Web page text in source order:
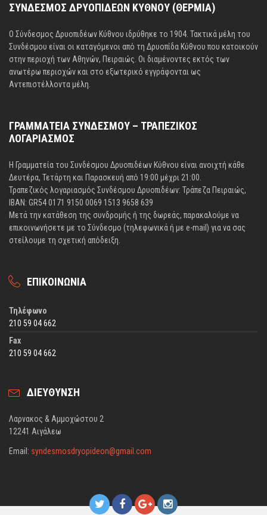
ΣΥΝΔΕΣΜΟΣ ΔΡΥΟΠΙΔΕΩΝ ΚΥΘΝΟΥ (ΘΕΡΜΙΑ)
Ο Σύνδεσμος Δρυοπιδέων Κύθνου ιδρύθηκε το 1904. Τακτικά μέλη του
Συνδέσμου είναι οι καταγόμενοι από τη Δρυοπίδα Κύθνου που κατοικούν
στην περιοχή των Αθηνών, Πειραιώς. Οι διαμένοντες εκτός των
ανωτέρω περιοχών και στο εξωτερικό εγγράφονται ως
Αντεπιστέλλοντα μέλη.
ΓΡΑΜΜΑΤΕΙΑ ΣΥΝΔΕΣΜΟΥ – ΤΡΑΠΕΖΙΚΟΣ
ΛΟΓΑΡΙΑΣΜΟΣ
Η Γραμματεία του Συνδέσμου Δρυοπιδέων Κύθνου είναι ανοιχτή κάθε
Δευτέρα, Τετάρτη και Παρασκευή από 19:00 μέχρι 21:00.
Τραπεζικός λογαριασμός Συνδέσμου Δρυοπιδέων: Τράπεζα Πειραιώς,
IBAN: GR54 0171 9150 0069 1513 9658 639
Μετά την κατάθεση της συνδρομής ή της δωρεάς, παρακαλούμε να
επικοινωνήσετε με το Σύνδεσμο (τηλεφωνικά ή με e-mail) για να σας
στείλουμε τη σχετική απόδειξη.
ΕΠΙΚΟΙΝΩΝΙΑ
Τηλέφωνο
210 59 04 662
Fax
210 59 04 662
ΔΙΕΥΘΥΝΣΗ
Λαρνακος & Αμμοχώστου 2
12241 Αιγάλεω
Email: syndesmosdryopideon@gmail.com